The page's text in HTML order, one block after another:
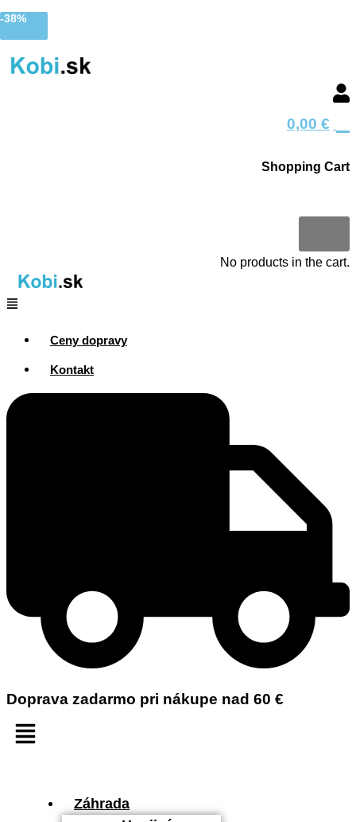
Preskočiť
0,00 €
Shopping Cart
No products in the cart.
Menu
Ceny dopravy
Kontakt
Doprava zadarmo pri nákupe nad 60 €
Záhrada
Hľadať
Hľadať
skvelá
skvelá
-38%
Menu
Menu